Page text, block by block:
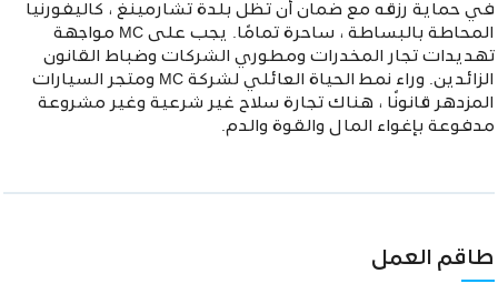
في حماية رزقه مع ضمان أن تظل بلدة تشارمينغ ، كاليفورنيا
المحاطة بالبساطة ، ساحرة تمامًا. يجب على MC مواجهة
تهديدات تجار المخدرات ومطوري الشركات وضباط القانون
الزائدين. وراء نمط الحياة العائلي لشركة MC ومتجر السيارات
المزدهر قانونًا ، هناك تجارة سلاح غير شرعية وغير مشروعة
مدفوعة بإغواء المال والقوة والدم.
طاقم العمل